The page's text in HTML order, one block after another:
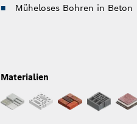
Müheloses Bohren in Beton
Materialien